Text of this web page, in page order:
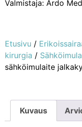
Valmistaja: Ardo
Etusivu /
kirurgia /
sähköimulaite
Kuvaus